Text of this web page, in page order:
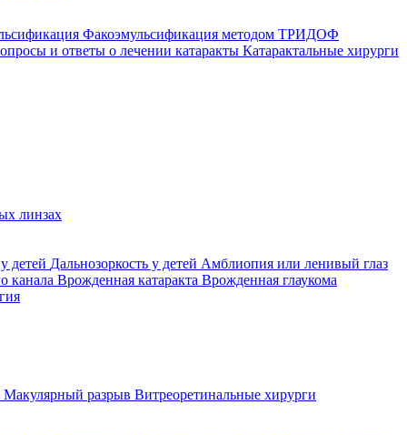
Факоэмульсификация методом ТРИДОФ
и ответы о лечении катаракты Катарактальные хирурги
линзах
детей Дальнозоркость у детей Амблиопия или ленивый глаз
канала Врожденная катаракта Врожденная глаукома
Макулярный разрыв Витреоретинальные хирурги